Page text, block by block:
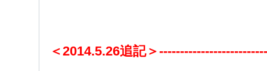
＜2014.5.26追記＞